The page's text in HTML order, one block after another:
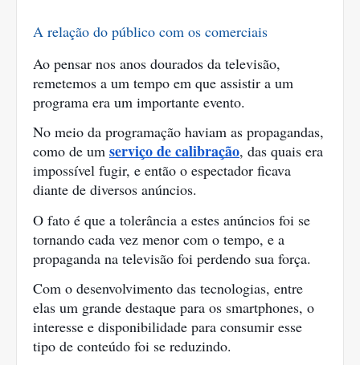
A relação do público com os comerciais
Ao pensar nos anos dourados da televisão,
remetemos a um tempo em que assistir a um
programa era um importante evento.
No meio da programação haviam as propagandas,
como de um serviço de calibração, das quais era
impossível fugir, e então o espectador ficava
diante de diversos anúncios.
O fato é que a tolerância a estes anúncios foi se
tornando cada vez menor com o tempo, e a
propaganda na televisão foi perdendo sua força.
Com o desenvolvimento das tecnologias, entre
elas um grande destaque para os smartphones, o
interesse e disponibilidade para consumir esse
tipo de conteúdo foi se reduzindo.